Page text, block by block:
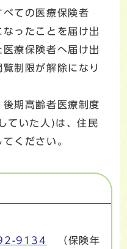
ての医療保険者
ったことを届け出
療保険者へ届け出
制限が解除になり
期高齢者医療制度
ていた人)は、住民
ください。
9134
（保険年